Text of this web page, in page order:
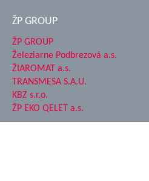
ŽP GROUP
ŽP GROUP
Železiarne Podbrezová a.s.
ŽIAROMAT a.s.
TRANSMESA S.A.U.
KBZ s.r.o.
ŽP EKO QELET a.s.